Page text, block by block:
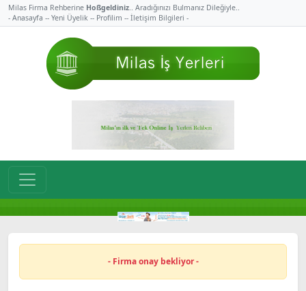
Milas Firma Rehberine Hoßgeldiniz.. Aradığınızı Bulmanız Dileğiyle..
- Anasayfa -- Yeni Üyelik -- Profilim -- İletişim Bilgileri -
- Firma onay bekliyor -